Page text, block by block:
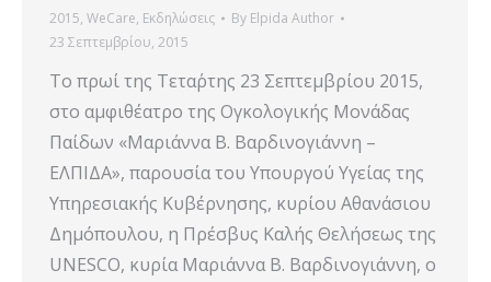
2015, WeCare, Εκδηλώσεις By Elpida Author
23 Σεπτεμβρίου, 2015
Το πρωί της Τετα΄ρτης 23 Σεπτεμβρίου 2015,
στο αμφιθέατρο της Ογκολογικής Μονάδας
Παίδων «Μαριάννα Β. Βαρδινογιάννη –
ΕΛΠΙΔΑ», παρουσία του Υπουργού Υγείας της
Υπηρεσιακής Κυβέρνησης, κυρίου Αθανάσιου
Δημόπουλου, η Πρέσβυς Καλής Θελήσεως της
UNESCO, κυρία Μαριάννα Β. Βαρδινογιάννη, ο